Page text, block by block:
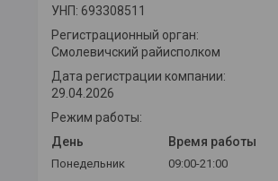
УНП: 693308511
Регистрационный орган:
Смолевичский райисполком
Дата регистрации компании:
29.04.2026
Режим работы:
День
Время работы
Понедельник
09:00-21:00